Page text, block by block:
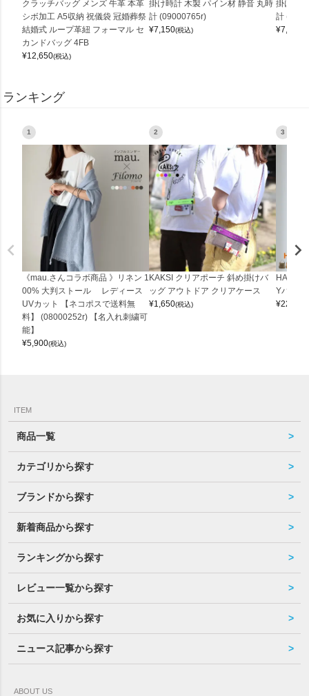
クラッチバッグ メンズ 牛革 本革
シボ加工 A5収納 祝儀袋 冠婚葬祭
結婚式 ループ革紐 フォーマル セ
カンドバッグ 4FB
¥12,650(税込)
掛け時計 木製 パイン材 静音 丸時
計 (09000765r)
¥7,150(税込)
掛け時
計
¥7,150
ランキング
1
《mau.さんコラボ商品 》リネン 1
00% 大判ストール レディース
UVカット 【ネコポスで送料無
料】 (08000252r) 【名入れ刺繍可
能】
¥5,900(税込)
2
KAKSI クリアポーチ 斜め掛けバ
ッグ アウトドア クリアケース
¥1,650(税込)
3
Yバッグ
¥22,000
ITEM
商品一覧
カテゴリから探す
ブランドから探す
新着商品から探す
ランキングから探す
レビュー一覧から探す
お気に入りから探す
ニュース記事から探す
ABOUT US